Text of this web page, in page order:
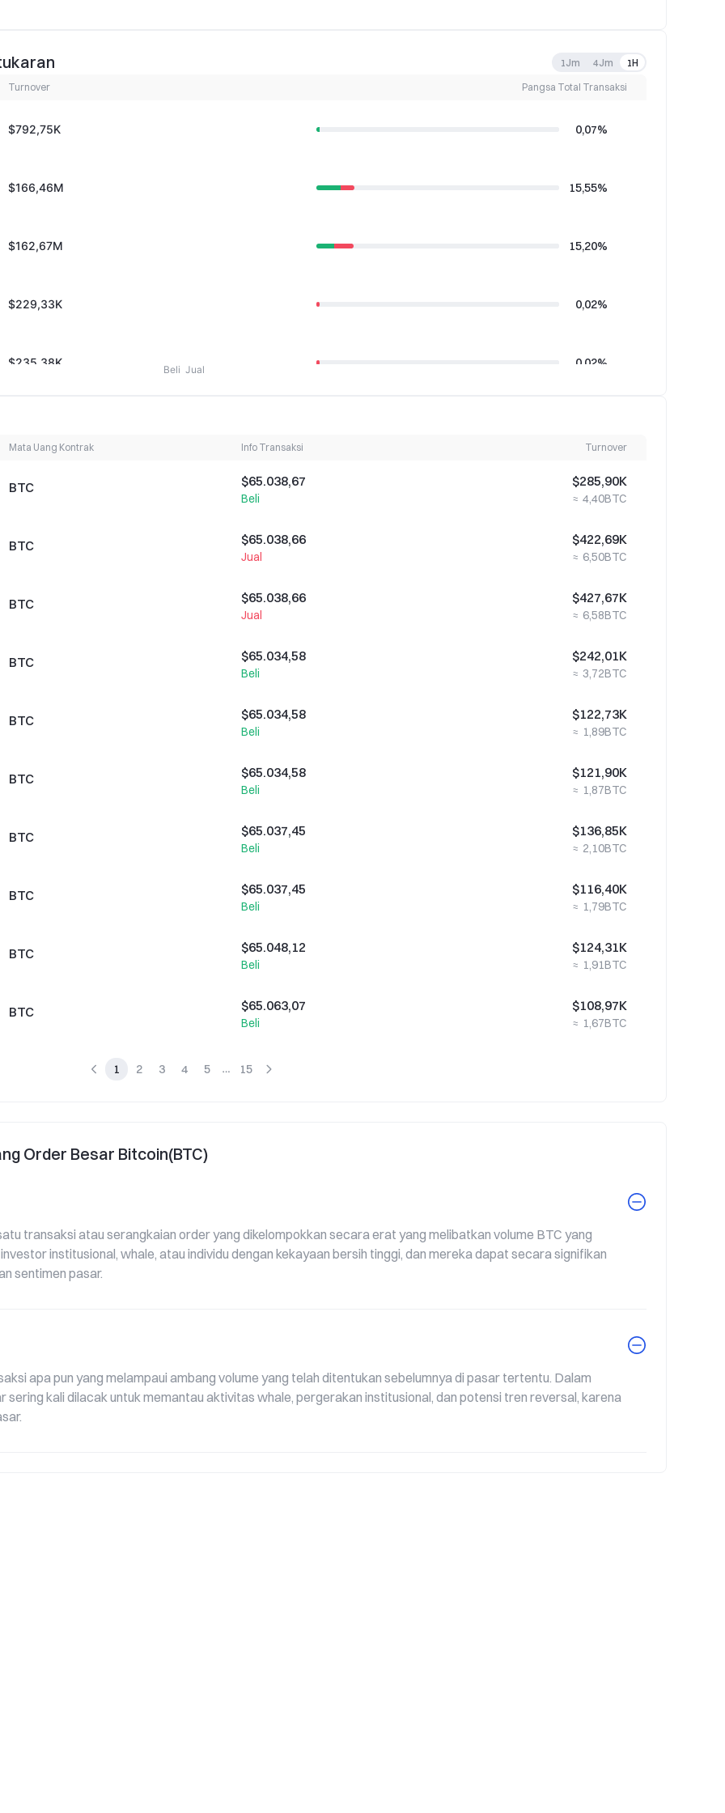
1Jm 4Jm 1H
Turnover Pangsa Total Transaksi
$792,75K 0,07%
$166,46M 15,55%
$162,67M 15,20%
$229,33K 0,02%
$235,38K 0,02%
0,02%
0,63%
0,03%
1,92%
0,34%
0,08%
0,02%
0,07%
59,88%
0,05%
Beli Jual
Mata Uang Kontrak Info Transaksi Turnover
BTC $65.038,67
Beli
$285,90K
≈ 4,40BTC
BTC $65.038,66
Jual
$422,69K
≈ 6,50BTC
BTC $65.038,66
Jual
$427,67K
≈ 6,58BTC
BTC $65.034,58
Beli
$242,01K
≈ 3,72BTC
BTC $65.034,58
Beli
$122,73K
≈ 1,89BTC
BTC $65.034,58
Beli
$121,90K
≈ 1,87BTC
BTC $65.037,45
Beli
$136,85K
≈ 2,10BTC
BTC $65.037,45
Beli
$116,40K
≈ 1,79BTC
BTC $65.048,12
Beli
$124,31K
≈ 1,91BTC
BTC $65.063,07
Beli
$108,97K
≈ 1,67BTC
1 2 3 4 5 15
Order Besar Bitcoin(BTC)
transaksi atau serangkaian order yang dikelompokkan secara erat yang melibatkan volume BTC yang
institusional, whale, atau individu dengan kekayaan bersih tinggi, dan mereka dapat secara signifikan
sentimen pasar.
apa pun yang melampaui ambang volume yang telah ditentukan sebelumnya di pasar tertentu. Dalam
kali dilacak untuk memantau aktivitas whale, pergerakan institusional, dan potensi tren reversal, karena